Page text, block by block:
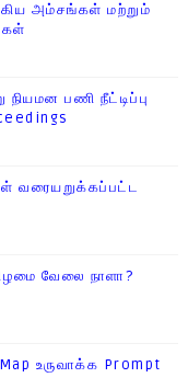
அம்சங்கள் மற்றும்
நியமன பணி நீட்டிப்பு
வரையறுக்கப்பட்ட
வேலை நாளா?
உருவாக்க Prompt